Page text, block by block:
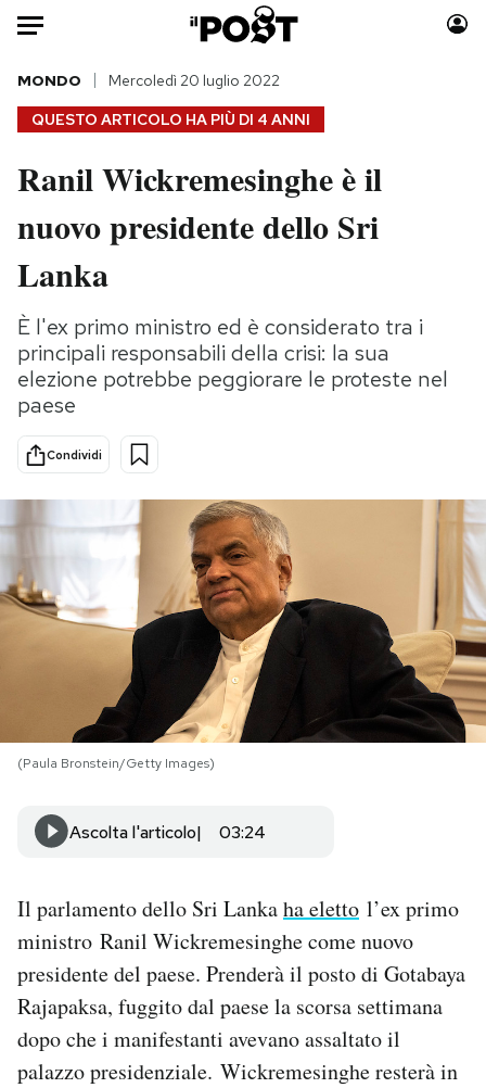
Auto
HOME
Italia
Politica
Tecnologia
Scienza
Cultura
Economia
Sport
Moda
Consumismi
Media
Europa
PODCAST
NEWSLETTER
I MIEI PREFERITI
SHOP
CALENDARIO
Area Personale
Notifiche mobile
Regala il Post
Hai bisogno di aiuto?
Esci
QUESTO ARTICOLO HA PIÙ DI 4 ANNI
MONDO Mercoledì 20 luglio 2022
Ranil Wickremesinghe è il
nuovo presidente dello Sri
Lanka
È l'ex primo ministro ed è considerato tra i
principali responsabili della crisi: la sua
elezione potrebbe peggiorare le proteste nel
paese
Condividi
(Paula Bronstein/Getty Images)
Ascolta l'articolo 03:24
Il parlamento dello Sri Lankaha eletto l’ex primo
ministro Ranil Wickremesinghe come nuovo
presidente del paese. Prenderà il posto di Gotabaya
Rajapaksa, fuggito dal paese la scorsa settimana
dopo che i manifestanti avevano assaltato il
palazzo presidenziale. Wickremesinghe resterà in